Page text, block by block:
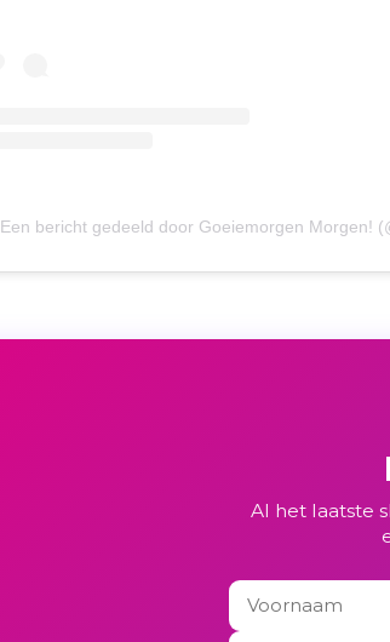
Een bericht gedeeld door Goeiemorgen Morgen!
Al het laatste